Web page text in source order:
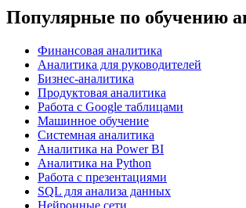
Популярные по обучению
Финансовая аналитика
Аналитика для руководителей
Бизнес-аналитика
Продуктовая аналитика
Работа с Google таблицами
Машинное обучение
Системная аналитика
Аналитика на Power BI
Аналитика на Python
Работа с презентациями
SQL для анализа данных
Нейронные сети